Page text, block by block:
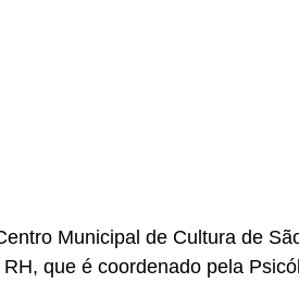
Municipal de Cultura de
que é coordenado pela